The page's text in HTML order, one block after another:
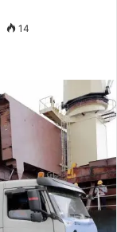
14